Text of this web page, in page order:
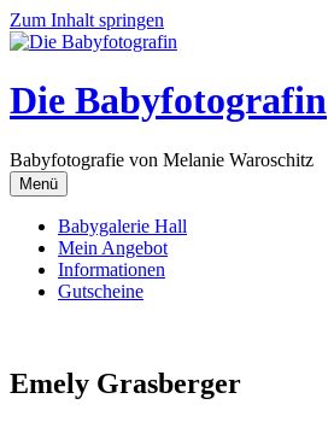
Zum Inhalt springen
Die Babyfotografin
Babyfotografie von Melanie Waroschitz
Menü
Babygalerie Hall
Mein Angebot
Informationen
Gutscheine
Emely Grasberger